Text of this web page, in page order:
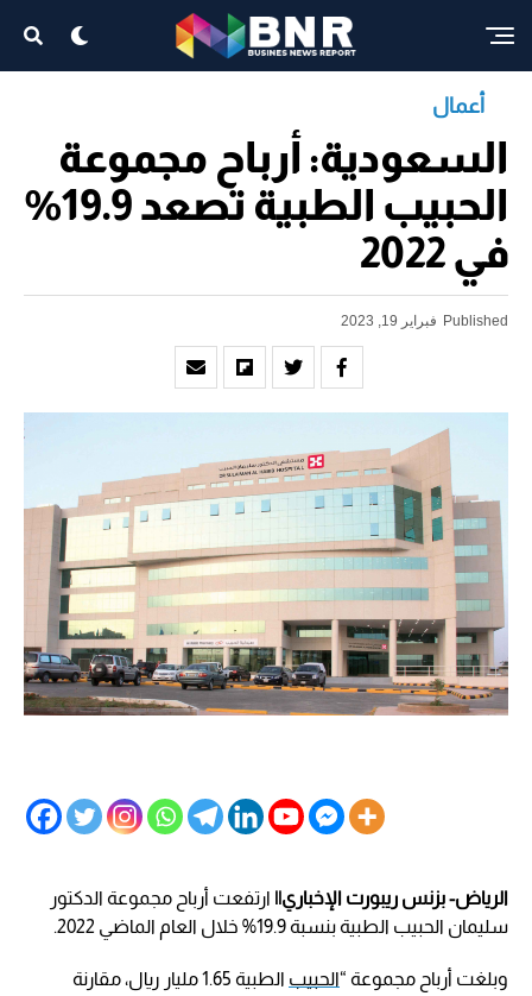
أعمال
السعودية: أرباح مجموعة
الحبيب الطبية تصعد 19.9%
في 2022
Published فبراير 19, 2023
الرياض- بزنس ريبورت الإخباري|| ارتفعت أرباح مجموعة الدكتور
سليمان الحبيب الطبية بنسبة 19.9% خلال العام الماضي 2022.
وبلغت أرباح مجموعة “الحبيب
الطبية 1.65 مليار ريال، مقارنة